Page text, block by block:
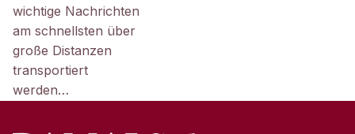
wichtige Nachrichten
am schnellsten über
große Distanzen
transportiert
werden…